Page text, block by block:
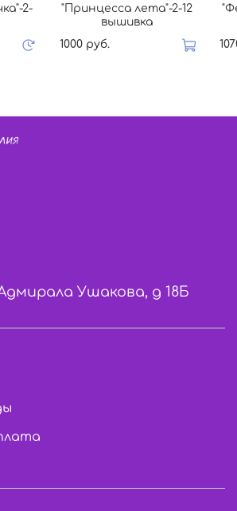
2-
"Принцесса лета"-2-12
вышивка
1000 руб.
Ушакова, д 18Б